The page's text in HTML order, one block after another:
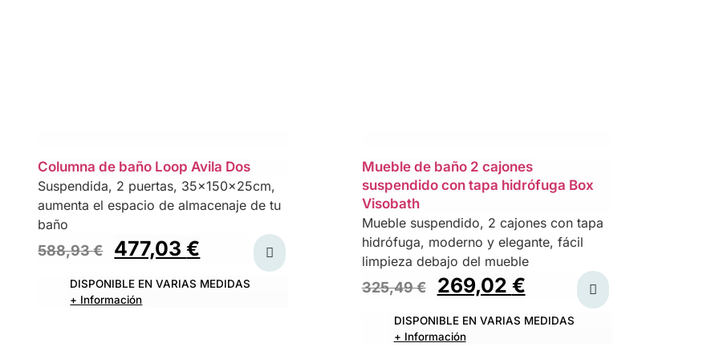
Columna de baño Loop Avila Dos
Suspendida, 2 puertas, 35x150x25cm,
aumenta el espacio de almacenaje de tu
baño
588,93€ 477,03€
DISPONIBLE EN VARIAS MEDIDAS
+ Información
Mueble de baño 2 cajones
suspendido con tapa hidrófuga Box
Visobath
Mueble suspendido, 2 cajones con tapa
hidrófuga, moderno y elegante, fácil
limpieza debajo del mueble
325,49€ 269,02 €
DISPONIBLE EN VARIAS MEDIDAS
+ Información